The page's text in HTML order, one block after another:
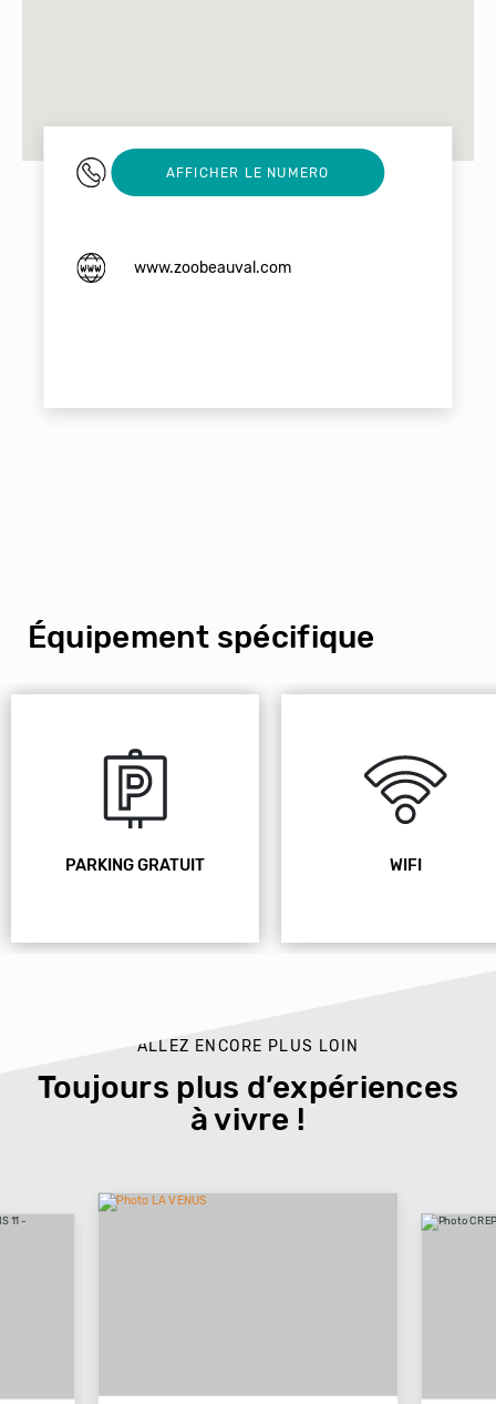
0254755000
AFFICHER LE NUMERO
www.zoobeauval.com
Équipement spécifique
PARKING GRATUIT WIFI
ALLEZ ENCORE PLUS LOIN
Toujours plus d’expériences
à vivre !